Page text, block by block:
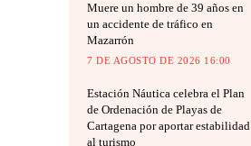
Muere un hombre de 39 años en
un accidente de tráfico en
Mazarrón
7 DE AGOSTO DE 2026 16:00
Estación Náutica celebra el Plan
de Ordenación de Playas de
Cartagena por aportar estabilidad
al turismo